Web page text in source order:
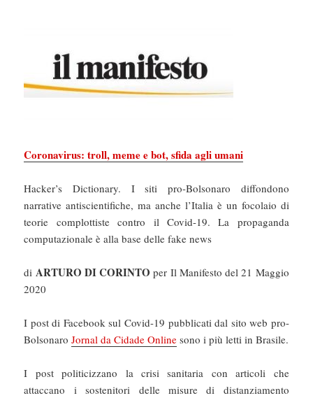
Coronavirus: troll, meme e bot, sfida agli umani
Hacker’s Dictionary. I siti pro-Bolsonaro diffondono
narrative antiscientifiche, ma anche l’Italia è un focolaio di
teorie complottiste contro il Covid-19. La propaganda
computazionale è alla base delle fake news
di ARTURO DI CORINTO per Il Manifesto del 21 Maggio
2020
I post di Facebook sul Covid-19 pubblicati dal sito web pro-
BolsonaroJornal da Cidade Online sono i più letti in Brasile.
I post politicizzano la crisi sanitaria con articoli che
attaccano i sostenitori delle misure di distanziamento